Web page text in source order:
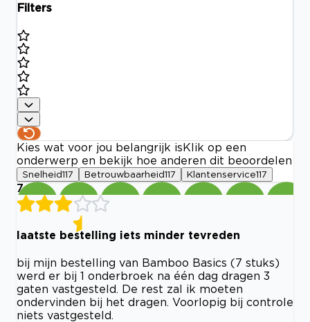
Filters
Kies wat voor jou belangrijk is Klik op een
onderwerp en bekijk hoe anderen dit beoordelen
Snelheid117 Betrouwbaarheid117 Klantenservice117
7
laatste bestelling iets minder tevreden
bij mijn bestelling van Bamboo Basics (7 stuks)
werd er bij 1 onderbroek na één dag dragen 3
gaten vastgesteld. De rest zal ik moeten
ondervinden bij het dragen. Voorlopig bij controle
niets vastgesteld.